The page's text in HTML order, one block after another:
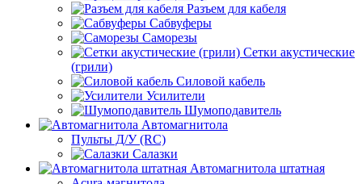
Разъем для кабеля
Сабвуферы
Саморезы
Сетки акустические
(грили)
Силовой кабель
Усилители
Шумоподавитель
Автомагнитола
Пульты Д/У (RC)
Салазки
Автомагнитола штатная